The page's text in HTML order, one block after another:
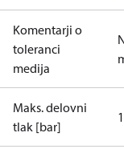
Komentarji o
toleranci
medija
Maks. delovni
tlak [bar]